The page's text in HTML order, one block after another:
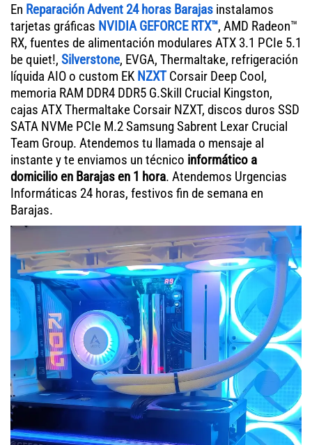
En Reparación Advent 24 horas Barajas instalamos
tarjetas gráficas NVIDIA GEFORCE RTX™, AMD Radeon™
RX, fuentes de alimentación modulares ATX 3.1 PCIe 5.1
be quiet!, Silverstone, EVGA, Thermaltake, refrigeración
líquida AIO o custom EK NZXTCorsair Deep Cool,
memoria RAM DDR4 DDR5 G.Skill Crucial Kingston,
cajas ATX Thermaltake Corsair NZXT, discos duros SSD
SATA NVMe PCIe M.2 Samsung Sabrent Lexar Crucial
Team Group. Atendemos tu llamada o mensaje al
instante y te enviamos un técnico informático a
domicilio en Barajas en 1 hora. Atendemos Urgencias
Informáticas 24 horas, festivos fin de semana en
Barajas.